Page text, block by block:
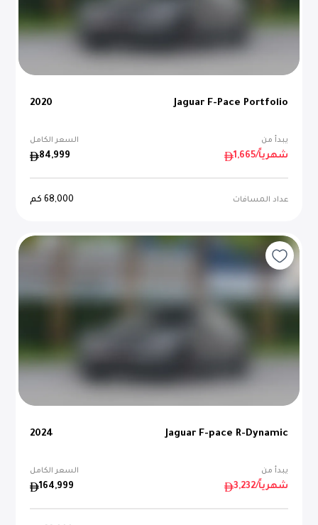
Jaguar F-Pace Portfolio
2020
يبدأ من السعر الكامل
1,665 /شهرياً 84,999
عداد المسافات 68,000 كم
Jaguar F-pace R-Dynamic
2024
يبدأ من السعر الكامل
3,232 /شهرياً 164,999